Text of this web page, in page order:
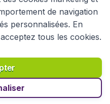
Conditions générales
© 2026
de navigation
personnalisées. En
tous les cookies.